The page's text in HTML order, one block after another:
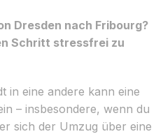
Dresden nach Fribourg?
Schritt stressfrei zu
in eine andere kann eine
– insbesondere, wenn du
sich der Umzug über eine